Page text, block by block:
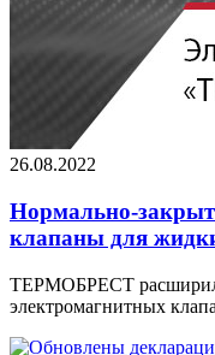
26.08.2022
Нормально-
клапаны для
ТЕРМОБРЕСТ расширил
электромагнитных